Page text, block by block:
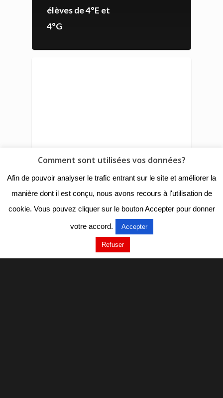
élèves de 4°E et
4°G
Comment sont utilisées vos données?
Afin de pouvoir analyser le trafic entrant sur le site et améliorer la
manière dont il est conçu, nous avons recours à l'utilisation de
cookie. Vous pouvez cliquer sur le bouton Accepter pour donner
votre accord. Accepter
Refuser